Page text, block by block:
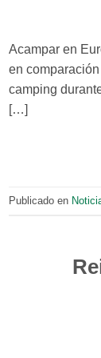
Acampar en
en
camping
[…]
Publicado en